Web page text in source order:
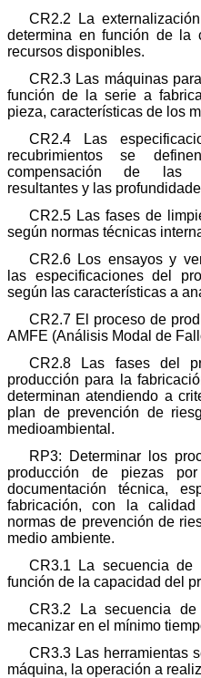
CR2.2 La
determina en función de la
recursos disponibles.
CR2.3 Las máquinas
función de la serie a
pieza, características de los
CR2.4 Las
recubrimientos se
compensación de las
resultantes y las
CR2.5 Las fases de
según normas técnicas
CR2.6 Los ensayos y
las especificaciones del
según las características a
CR2.7 El proceso de
AMFE (Análisis Modal de
CR2.8 Las fases del
producción para la
determinan atendiendo a
plan de prevención de
medioambiental.
RP3: Determinar los
producción de piezas
documentación técnica,
fabricación, con la
normas de prevención de
medio ambiente.
CR3.1 La secuencia de
función de la capacidad del
CR3.2 La secuencia
mecanizar en el mínimo
CR3.3 Las herramientas
máquina, la operación a